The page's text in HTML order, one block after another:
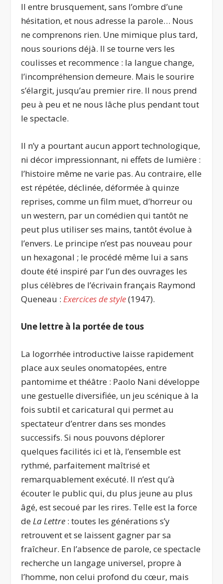
Il entre brusquement, sans l’ombre d’une
hésitation, et nous adresse la parole… Nous
ne comprenons rien. Une mimique plus tard,
nous sourions déjà. Il se tourne vers les
coulisses et recommence : la langue change,
l’incompréhension demeure. Mais le sourire
s’élargit, jusqu’au premier rire. Il nous prend
peu à peu et ne nous lâche plus pendant tout
le spectacle.
Il n’y a pourtant aucun apport technologique,
ni décor impressionnant, ni effets de lumière :
l’histoire même ne varie pas. Au contraire, elle
est répétée, déclinée, déformée à quinze
reprises, comme un film muet, d’horreur ou
un western, par un comédien qui tantôt ne
peut plus utiliser ses mains, tantôt évolue à
l’envers. Le principe n’est pas nouveau pour
un hexagonal ; le procédé même lui a sans
doute été inspiré par l’un des ouvrages les
plus célèbres de l’écrivain français Raymond
Queneau :Exercices de style(1947).
Une lettre à la portée de tous
La logorrhée introductive laisse rapidement
place aux seules onomatopées, entre
pantomime et théâtre : Paolo Nani développe
une gestuelle diversifiée, un jeu scénique à la
fois subtil et caricatural qui permet au
spectateur d’entrer dans ses mondes
successifs. Si nous pouvons déplorer
quelques facilités ici et là, l’ensemble est
rythmé, parfaitement maîtrisé et
remarquablement exécuté. Il n’est qu’à
écouter le public qui, du plus jeune au plus
âgé, est secoué par les rires. Telle est la force
deLaLettre : toutes les générations s’y
retrouvent et se laissent gagner par sa
fraîcheur. En l’absence de parole, ce spectacle
recherche un langage universel, propre à
l’homme, non celui profond du cœur, mais